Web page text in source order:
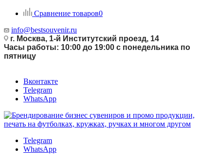
Сравнение товаров0
info@bestsouvenir.ru
г. Москва, 1-й Институтский проезд, 14
Часы работы: 10:00 до 19:00 с понедельника по
пятницу
Вконтакте
Telegram
WhatsApp
Telegram
WhatsApp